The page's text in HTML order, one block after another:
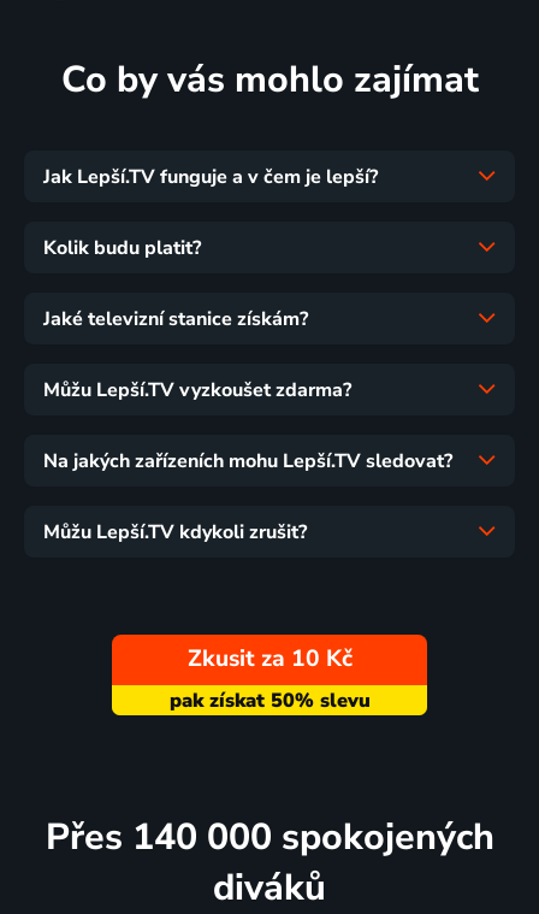
Co by vás mohlo zajímat
Jak Lepší.TV funguje a v čem je lepší?
Kolik budu platit?
Jaké televizní stanice získám?
Můžu Lepší.TV vyzkoušet zdarma?
Na jakých zařízeních mohu Lepší.TV sledovat?
Můžu Lepší.TV kdykoli zrušit?
Zkusit za 10 Kč
Přes 140 000 spokojených
diváků